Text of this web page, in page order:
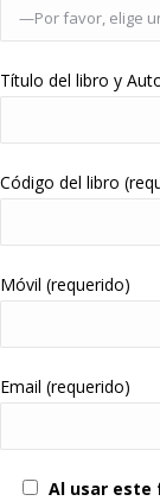
Título del libro y
Código del libro
Móvil (requerido)
Email (requerido)
Al usar este